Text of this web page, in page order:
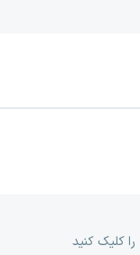
را کلیک کنید